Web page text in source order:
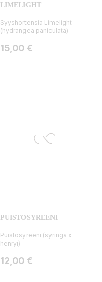
LIMELIGHT
Syyshortensia Limelight
(hydrangea paniculata)
Hinta
15,00 €
PUISTOSYREENI
Puistosyreeni (syringa x
henryi)
Hinta
12,00 €